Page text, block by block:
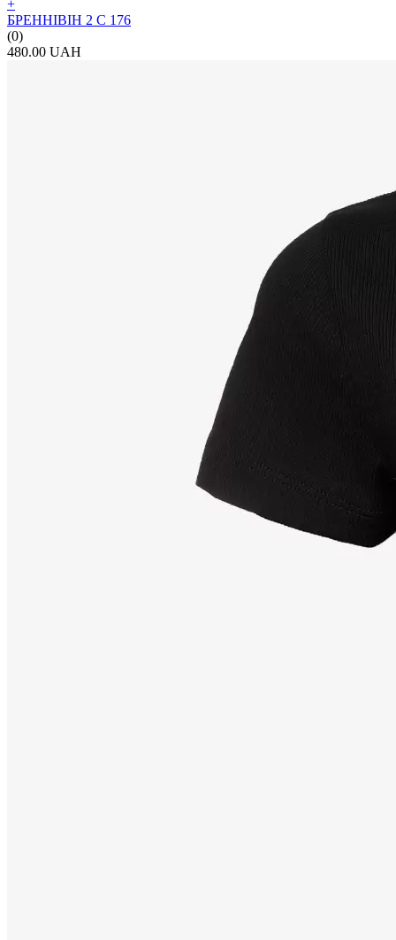
+
БРЕННІВІН 2 С 176
(0)
480.00 UAH